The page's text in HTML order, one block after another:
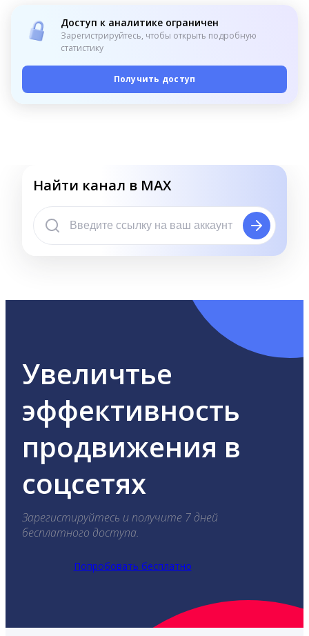
Доступ к аналитике ограничен
Зарегистрируйтесь, чтобы открыть подробную
статистику
Получить доступ
Найти канал в MAX
Увеличтье
эффективность
продвижения в
соцсетях
Зарегистируйтесь и получите 7 дней
бесплатного доступа.
Попробовать бесплатно